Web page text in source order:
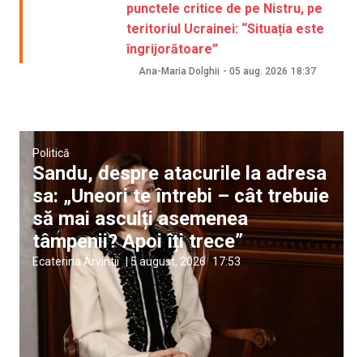
punctele critice de pe Nistru, pe
teritoriul Ucrainei: “Situația este
îngrijorătoare”
Ana-Maria Dolghii - 05 aug. 2026 18:37
Politică
Sandu, despre atacurile la adresa
sa: „Uneori te întrebi – cât trebuie
să mai asculți asemenea
tâmpenii? Apoi îți trece”
Ecaterina Arvintii 5 august, 2026 17:53